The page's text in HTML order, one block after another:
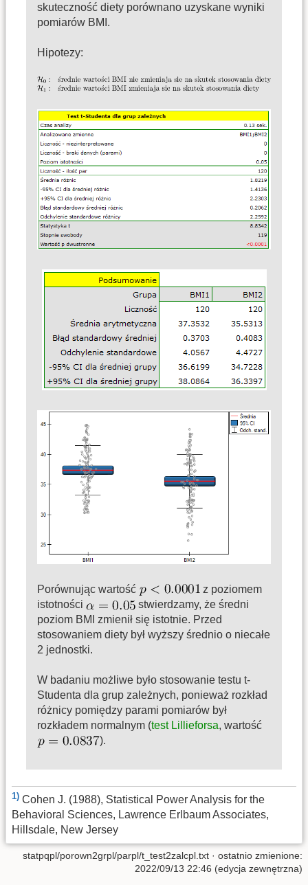
skuteczność diety porównano uzyskane wyniki
pomiarów BMI.
Hipotezy:
Porównując wartość
z poziomem
istotności
stwierdzamy, że średni
poziom BMI zmienił się istotnie. Przed
stosowaniem diety był wyższy średnio o niecałe
2 jednostki.
W badaniu możliwe było stosowanie testu t-
Studenta dla grup zależnych, ponieważ rozkład
różnicy pomiędzy parami pomiarów był
rozkładem normalnym (test Lillieforsa, wartość
).
1) Cohen J. (1988), Statistical Power Analysis for the
Behavioral Sciences, Lawrence Erlbaum Associates,
Hillsdale, New Jersey
statpqpl/porown2grpl/parpl/t_test2zalcpl.txt · ostatnio zmienione:
2022/09/13 22:46 (edycja zewnętrzna)